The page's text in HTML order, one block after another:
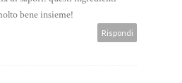
bene insieme!
Rispondi